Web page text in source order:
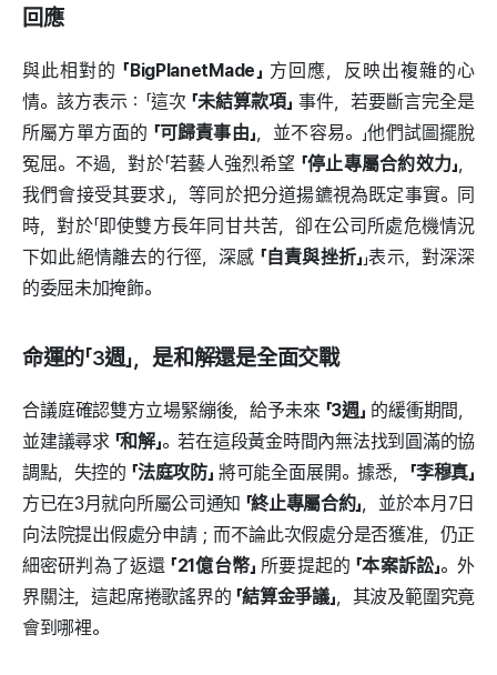
回應
與此相對的 「BigPlanetMade」 方回應，反映出複雜的心
情。該方表示：「這次 「未結算款項」 事件，若要斷言完全是
所屬方單方面的 「可歸責事由」，並不容易。」他們試圖擺脫
冤屈。不過，對於「若藝人強烈希望 「停止專屬合約效力」，
我們會接受其要求」，等同於把分道揚鑣視為既定事實。同
時，對於「即使雙方長年同甘共苦，卻在公司所處危機情況
下如此絕情離去的行徑，深感 「自責與挫折」」表示，對深深
的委屈未加掩飾。
命運的「3週」，是和解還是全面交戰
合議庭確認雙方立場緊繃後，給予未來 「3週」 的緩衝期間，
並建議尋求 「和解」。若在這段黃金時間內無法找到圓滿的協
調點，失控的 「法庭攻防」 將可能全面展開。據悉， 「李穆真」
方已在3月就向所屬公司通知 「終止專屬合約」，並於本月7日
向法院提出假處分申請；而不論此次假處分是否獲准，仍正
細密研判為了返還 「21億台幣」 所要提起的 「本案訴訟」。外
界關注，這起席捲歌謠界的 「結算金爭議」，其波及範圍究竟
會到哪裡。